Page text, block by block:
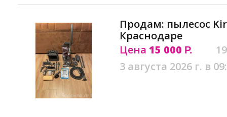
Продам: пылесос
Краснодаре
Цена 15 000 Р.
3 августа 2026 г. в